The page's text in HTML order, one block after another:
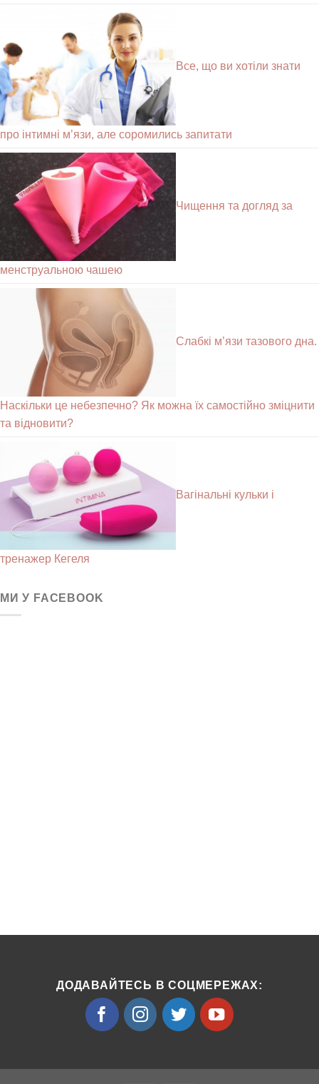
Все, що ви хотіли знати
про інтимні м’язи, але соромились запитати
Чищення та догляд за
менструальною чашею
Слабкі м’язи тазового дна.
Наскільки це небезпечно? Як можна їх самостійно зміцнити
та відновити?
Вагінальні кульки і
тренажер Кегеля
МИ У FACEBOOK
ДОДАВАЙТЕСЬ В СОЦМЕРЕЖАХ: